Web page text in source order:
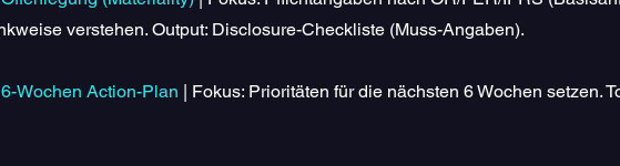
verstehen. Output: Disclosure-Checkliste (Muss-Angaben).
Wochen Action-Plan | Fokus: Prioritäten für die nächsten 6 Wochen setzen.